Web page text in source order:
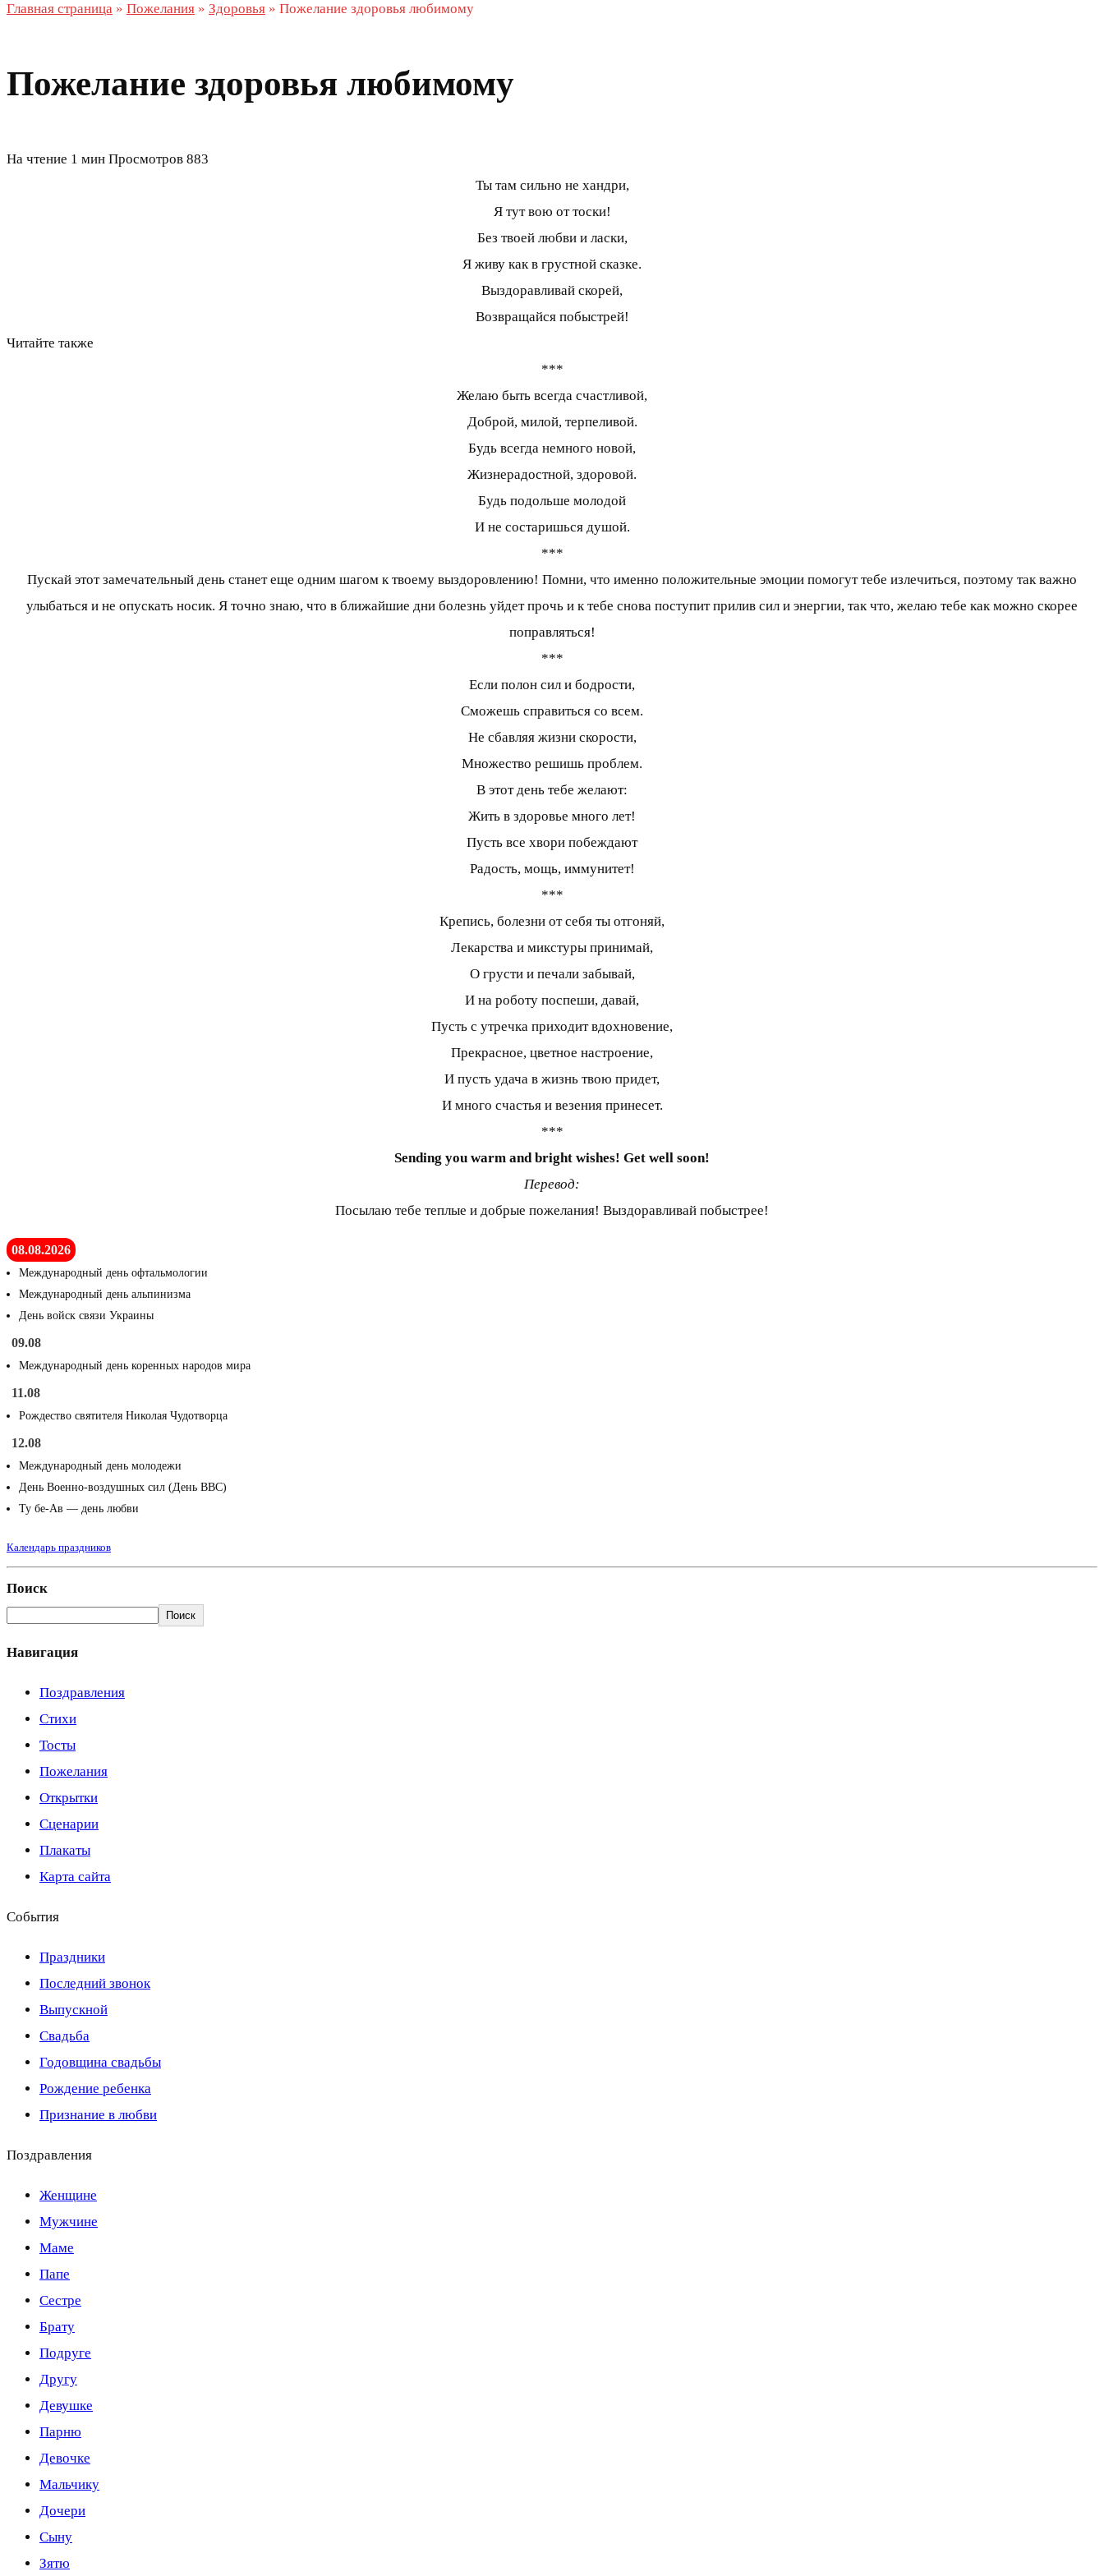
Главная страница » Пожелания » Здоровья » Пожелание здоровья любимому
Пожелание здоровья любимому
На чтение 1 мин Просмотров 883
Ты там сильно не хандри,
Я тут вою от тоски!
Без твоей любви и ласки,
Я живу как в грустной сказке.
Выздоравливай скорей,
Возвращайся побыстрей!
Читайте также
***
Желаю быть всегда счастливой,
Доброй, милой, терпеливой.
Будь всегда немного новой,
Жизнерадостной, здоровой.
Будь подольше молодой
И не состаришься душой.
***
Пускай этот замечательный день станет еще одним шагом к твоему выздоровлению! Помни, что именно положительные эмоции помогут тебе излечиться, поэтому так важно
улыбаться и не опускать носик. Я точно знаю, что в ближайшие дни болезнь уйдет прочь и к тебе снова поступит прилив сил и энергии, так что, желаю тебе как можно скорее
поправляться!
***
Если полон сил и бодрости,
Сможешь справиться со всем.
Не сбавляя жизни скорости,
Множество решишь проблем.
В этот день тебе желают:
Жить в здоровье много лет!
Пусть все хвори побеждают
Радость, мощь, иммунитет!
***
Крепись, болезни от себя ты отгоняй,
Лекарства и микстуры принимай,
О грусти и печали забывай,
И на роботу поспеши, давай,
Пусть с утречка приходит вдохновение,
Прекрасное, цветное настроение,
И пусть удача в жизнь твою придет,
И много счастья и везения принесет.
***
Sending you warm and bright wishes! Get well soon!
Перевод:
Посылаю тебе теплые и добрые пожелания! Выздоравливай побыстрее!
08.08.2026
Международный день офтальмологии
Международный день альпинизма
День войск связи Украины
09.08
Международный день коренных народов мира
11.08
Рождество святителя Николая Чудотворца
12.08
Международный день молодежи
День Военно-воздушных сил (День ВВС)
Ту бе-Ав — день любви
Календарь праздников
Поиск
Поиск
Навигация
Поздравления
Стихи
Тосты
Пожелания
Открытки
Сценарии
Плакаты
Карта сайта
События
Праздники
Последний звонок
Выпускной
Свадьба
Годовщина свадьбы
Рождение ребенка
Признание в любви
Поздравления
Женщине
Мужчине
Маме
Папе
Сестре
Брату
Подруге
Другу
Девушке
Парню
Девочке
Мальчику
Дочери
Сыну
Зятю